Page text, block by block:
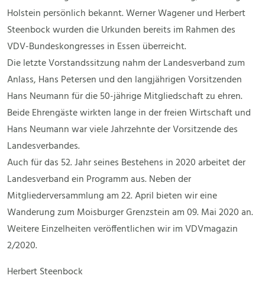
Holstein persönlich bekannt. Werner Wagener und Herbert
Steenbock wurden die Urkunden bereits im Rahmen des
VDV-Bundeskongresses in Essen überreicht.
Die letzte Vorstandssitzung nahm der Landesverband zum
Anlass, Hans Petersen und den langjährigen Vorsitzenden
Hans Neumann für die 50-jährige Mitgliedschaft zu ehren.
Beide Ehrengäste wirkten lange in der freien Wirtschaft und
Hans Neumann war viele Jahrzehnte der Vorsitzende des
Landesverbandes.
Auch für das 52. Jahr seines Bestehens in 2020 arbeitet der
Landesverband ein Programm aus. Neben der
Mitgliederversammlung am 22. April bieten wir eine
Wanderung zum Moisburger Grenzstein am 09. Mai 2020 an.
Weitere Einzelheiten veröffentlichen wir im VDVmagazin
2/2020.
Herbert Steenbock